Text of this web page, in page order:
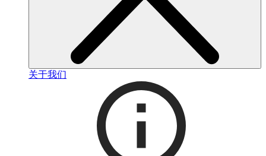
关于我们